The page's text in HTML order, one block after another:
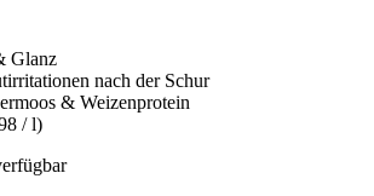
Glanz
nach der Schur
& Weizenprotein
/ l)